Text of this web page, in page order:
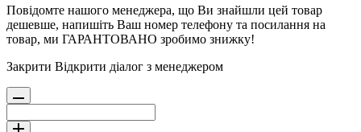
Повідомте нашого менеджера, що Ви знайшли цей товар
дешевше, напишіть Ваш номер телефону та посилання на
товар, ми ГАРАНТОВАНО зробимо знижку!
Закрити Відкрити діалог з менеджером